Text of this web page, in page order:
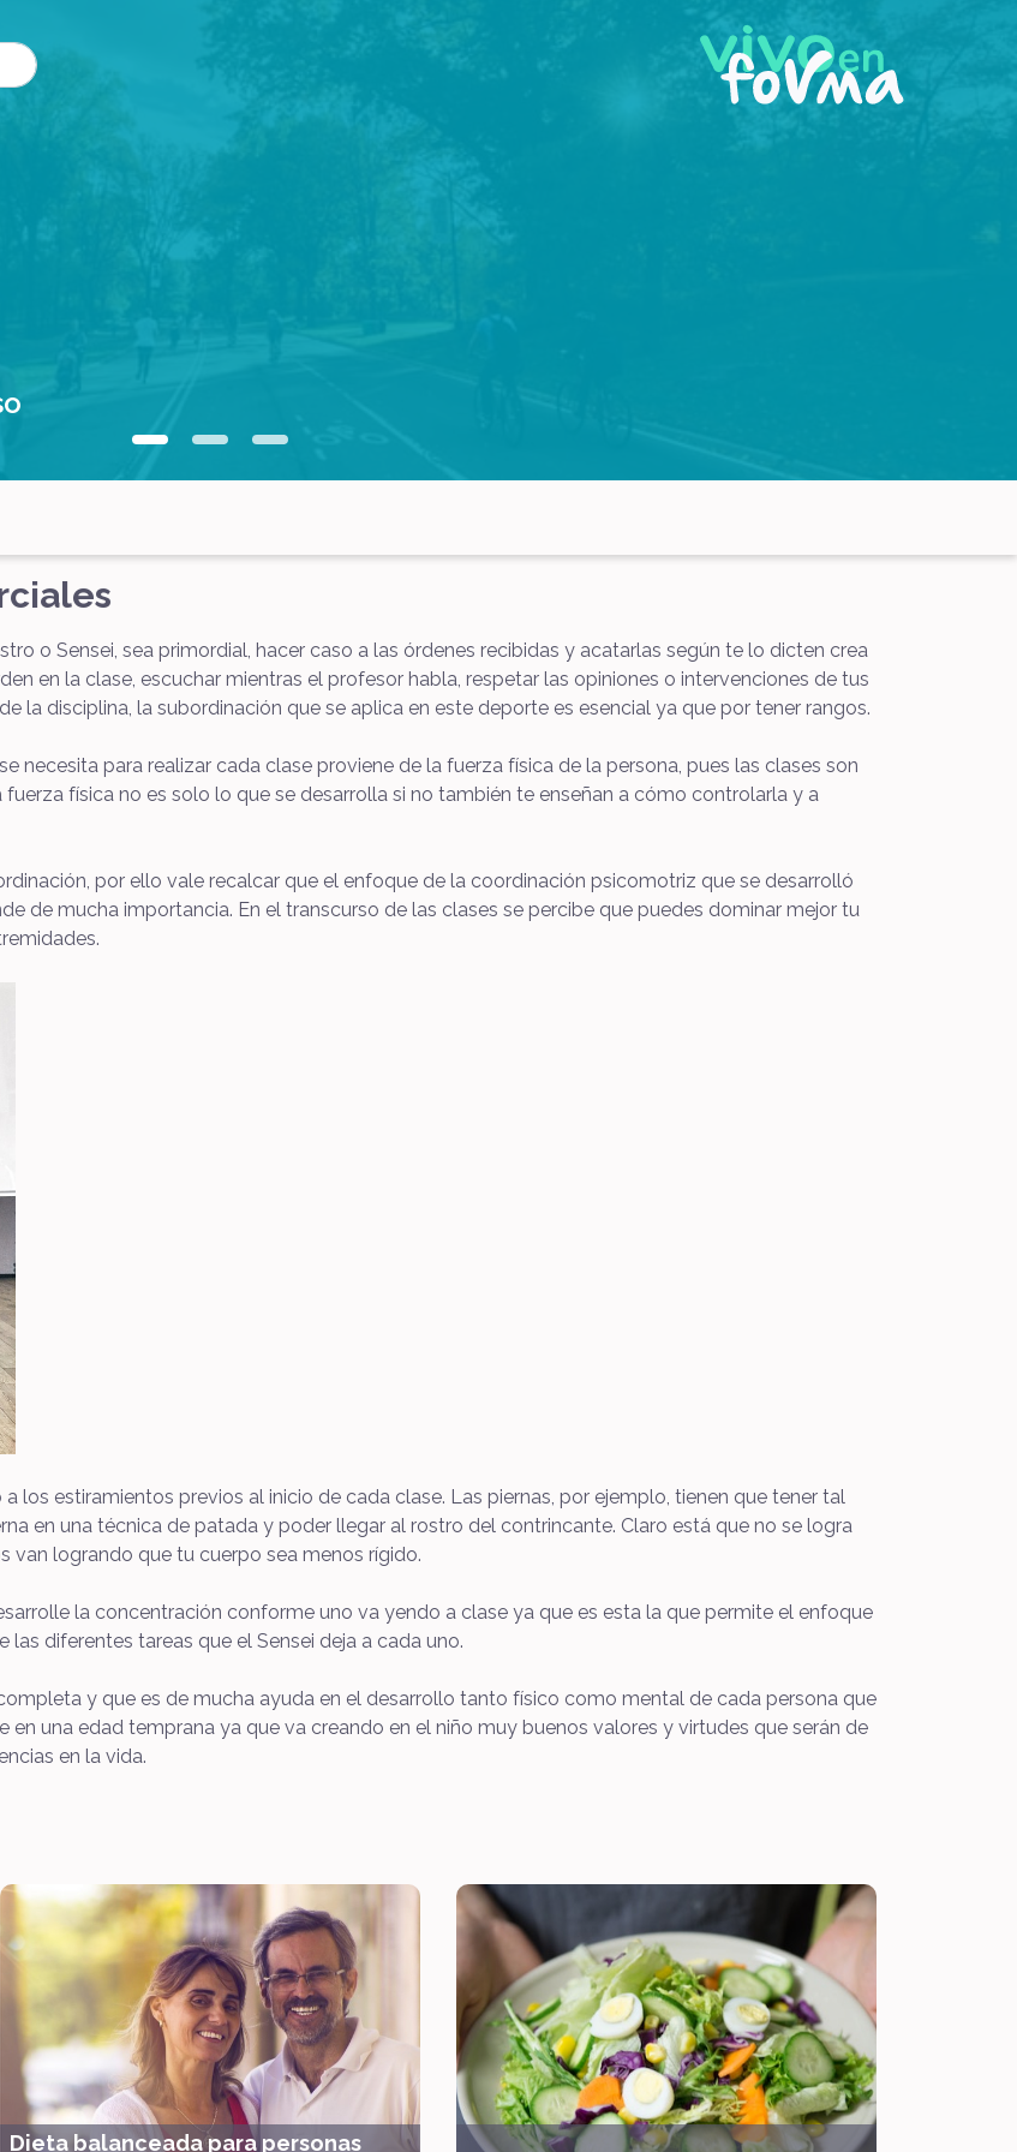
o Sensei, sea primordial, hacer caso a las órdenes recibidas y acatarlas según te lo dicten crea
en la clase, escuchar mientras el profesor habla, respetar las opiniones o intervenciones de tus
la disciplina, la subordinación que se aplica en este deporte es esencial ya que por tener rangos.
necesita para realizar cada clase proviene de la fuerza física de la persona, pues las clases son
física no es solo lo que se desarrolla si no también te enseñan a cómo controlarla y a
por ello vale recalcar que el enfoque de la coordinación psicomotriz que se desarrolló
de mucha importancia. En el transcurso de las clases se percibe que puedes dominar mejor tu
los estiramientos previos al inicio de cada clase. Las piernas, por ejemplo, tienen que tener tal
en una técnica de patada y poder llegar al rostro del contrincante. Claro está que no se logra
van logrando que tu cuerpo sea menos rígido.
la concentración conforme uno va yendo a clase ya que es esta la que permite el enfoque
diferentes tareas que el Sensei deja a cada uno.
y que es de mucha ayuda en el desarrollo tanto físico como mental de cada persona que
una edad temprana ya que va creando en el niño muy buenos valores y virtudes que serán de
en la vida.
Dieta balanceada para personas